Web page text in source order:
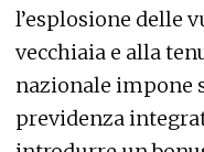
l’esplosione delle
vecchiaia e alla
nazionale impone
previdenza